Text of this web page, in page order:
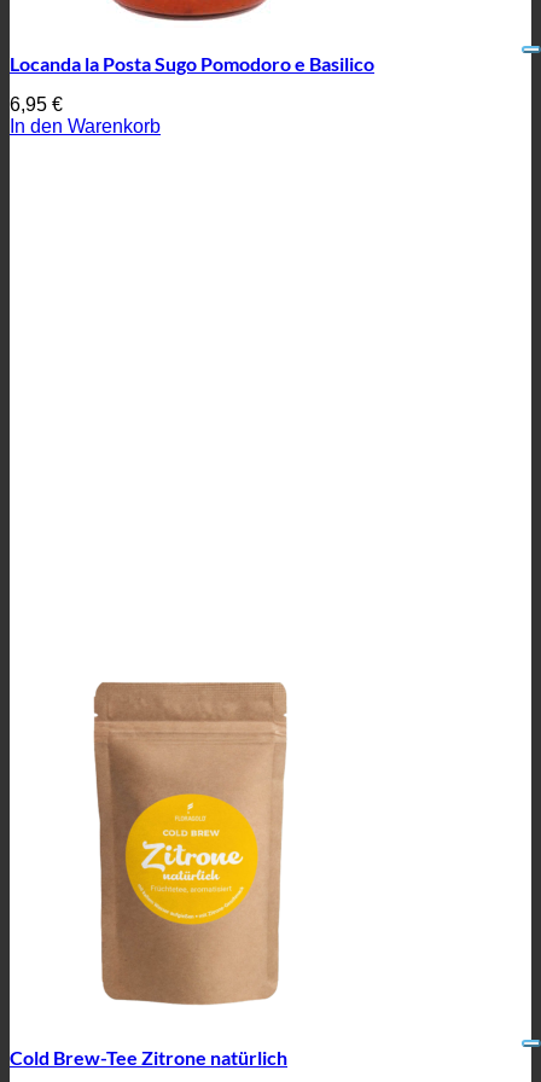
Locanda la Posta Sugo Pomodoro e Basilico
6,95 €
In den Warenkorb
Cold Brew-Tee Zitrone natürlich